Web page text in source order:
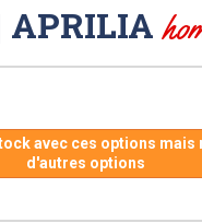
APRILIA
avec ces options
d'autres options